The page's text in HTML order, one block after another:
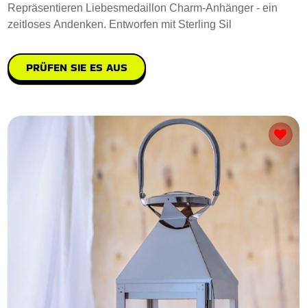
Repräsentieren Liebesmedaillon Charm-Anhänger - ein
zeitloses Andenken. Entworfen mit Sterling Sil
PRÜFEN SIE ES AUS